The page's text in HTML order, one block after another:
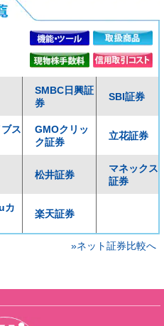
SMBC日興証
券
SBI証券
ス
GMOクリッ
ク証券
立花証券
松井証券
マネックス
証券
カ
楽天証券
»ネット証券比較へ